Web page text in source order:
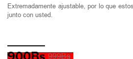
Extremadamente ajustable, por lo que
junto con usted.
999Bs